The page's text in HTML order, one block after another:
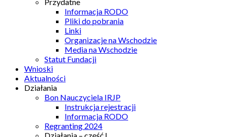
Informacja RODO
Pliki do pobrania
Linki
Organizacje na Wschodzie
Media na Wschodzie
Statut Fundacji
Wnioski
Aktualności
Działania
Bon Nauczyciela IRJP
Instrukcja rejestracji
Informacja RODO
Regranting 2024